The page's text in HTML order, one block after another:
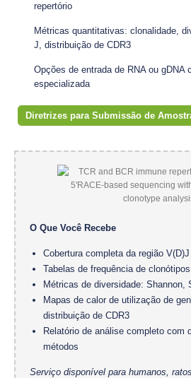
repertório
Métricas quantitativas: clonalidade,
J, distribuição de CDR3
Opções de entrada de RNA ou gDNA
especializada
Diretrizes para Submissão de
O Que Você Recebe
Cobertura completa da região
Tabelas de frequência de
Métricas de diversidade: Shannon,
Mapas de calor de utilização de
distribuição de CDR3
Relatório de análise completo com
métodos
Serviço disponível para humanos,